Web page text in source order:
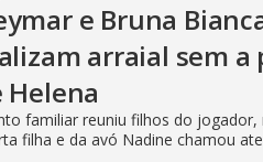
e Bruna
arraial sem a
Helena
familiar reuniu filhos do jogador,
filha e da avó Nadine chamou